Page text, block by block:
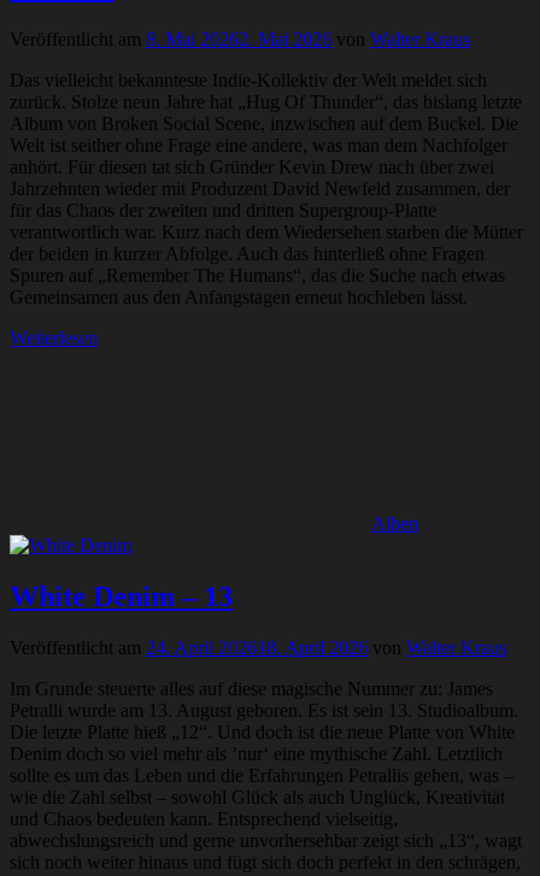
Veröffentlicht am 8. Mai 20262. Mai 2026 von Walter Kraus
Das vielleicht bekannteste Indie-Kollektiv der Welt meldet sich
zurück. Stolze neun Jahre hat „Hug Of Thunder“, das bislang letzte
Album von Broken Social Scene, inzwischen auf dem Buckel. Die
Welt ist seither ohne Frage eine andere, was man dem Nachfolger
anhört. Für diesen tat sich Gründer Kevin Drew nach über zwei
Jahrzehnten wieder mit Produzent David Newfeld zusammen, der
für das Chaos der zweiten und dritten Supergroup-Platte
verantwortlich war. Kurz nach dem Wiedersehen starben die Mütter
der beiden in kurzer Abfolge. Auch das hinterließ ohne Fragen
Spuren auf „Remember The Humans“, das die Suche nach etwas
Gemeinsamen aus den Anfangstagen erneut hochleben lässt.
Weiterlesen
Alben
White Denim – 13
Veröffentlicht am 24. April 202618. April 2026 von Walter Kraus
Im Grunde steuerte alles auf diese magische Nummer zu: James
Petralli wurde am 13. August geboren. Es ist sein 13. Studioalbum.
Die letzte Platte hieß „12“. Und doch ist die neue Platte von White
Denim doch so viel mehr als ’nur‘ eine mythische Zahl. Letztlich
sollte es um das Leben und die Erfahrungen Petrallis gehen, was –
wie die Zahl selbst – sowohl Glück als auch Unglück, Kreativität
und Chaos bedeuten kann. Entsprechend vielseitig,
abwechslungsreich und gerne unvorhersehbar zeigt sich „13“, wagt
sich noch weiter hinaus und fügt sich doch perfekt in den schrägen,